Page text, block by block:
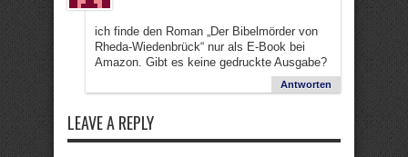
ich finde den Roman „Der Bibelmörder von
Rheda-Wiedenbrück“ nur als E-Book bei
Amazon. Gibt es keine gedruckte Ausgabe?
Antworten
LEAVE A REPLY